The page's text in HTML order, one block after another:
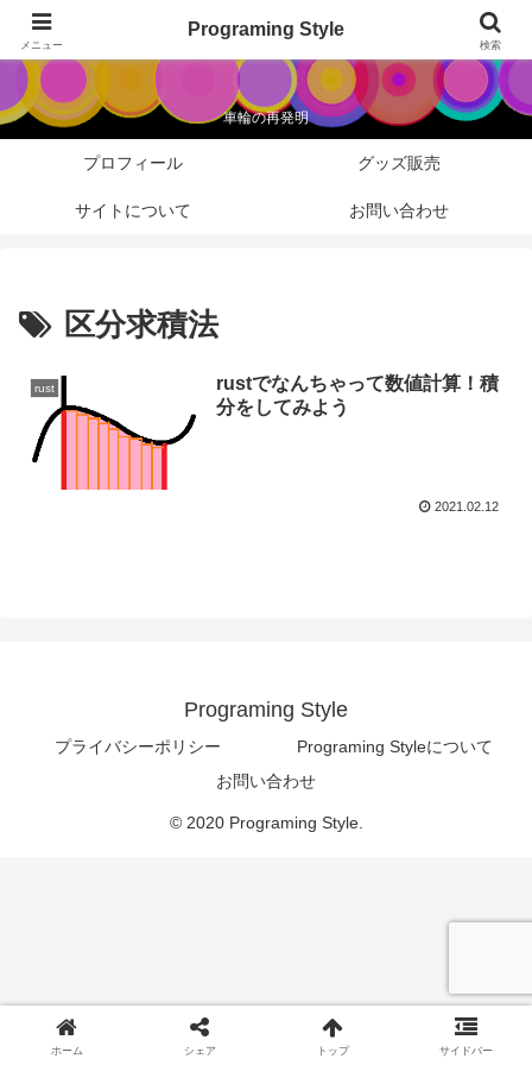
Programing Style
車輪の再発明
プロフィール グッズ販売
サイトについて お問い合わせ
区分求積法
rust
rustでなんちゃって数値計算！積
分をしてみよう
2021.02.12
Programing Style
プライバシーポリシー
Programing Styleについて
お問い合わせ
© 2020 Programing Style.
メニュー
Programing Style
検索
ホーム シェア トップ サイドバー